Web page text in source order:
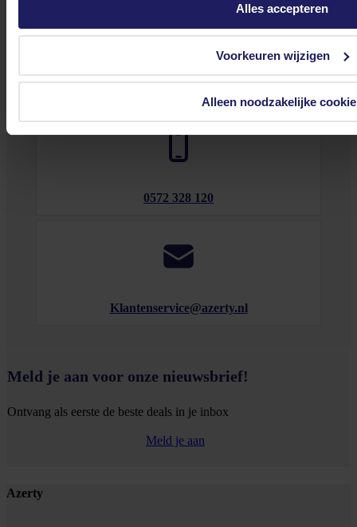
Alles accepteren
Voorkeuren wijzigen
Alleen noodzakelijke
Bekijk onze veelgestelde vragen
0572 328 120
Klantenservice@azerty.nl
Meld je aan voor onze nieuwsbrief!
Ontvang als eerste de beste deals in je inbox
Meld je aan
Footer
Azerty